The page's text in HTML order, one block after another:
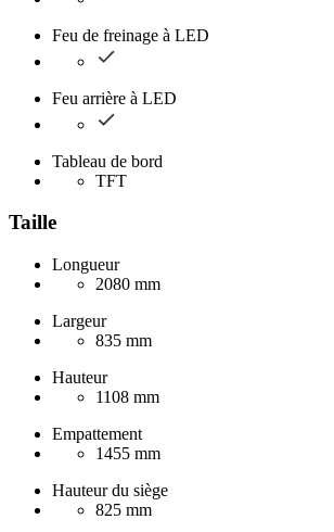
Feu de freinage à LED
Feu arrière à LED
Tableau de bord
TFT
Taille
Longueur
2080 mm
Largeur
835 mm
Hauteur
1108 mm
Empattement
1455 mm
Hauteur du siège
825 mm